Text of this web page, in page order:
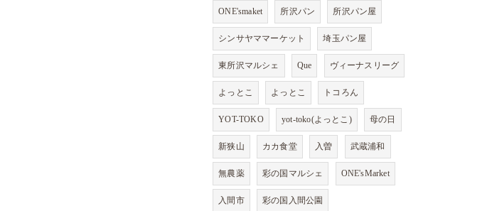
ONE'smaket 所沢パン 所沢パン屋
シンサヤママーケット 埼玉パン屋
東所沢マルシェ Que ヴィーナスリーグ
よっとこ よっとこ トコろん
YOT-TOKO yot-toko(よっとこ) 母の日
新狭山 カカ食堂 入曽 武蔵浦和
無農薬 彩の国マルシェ ONE'sMarket
入間市 彩の国入間公園